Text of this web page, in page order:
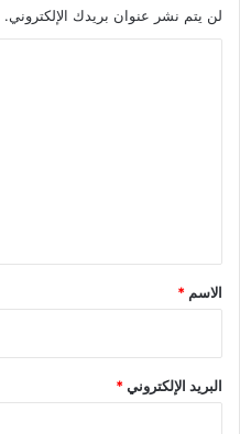
لن يتم نشر عنوان بريدك الإلكتروني.
*
الاسم *
البريد الإلكتروني*